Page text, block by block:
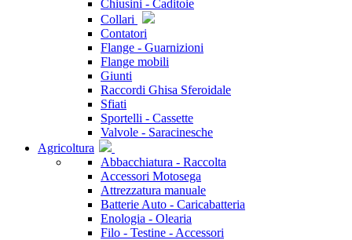
Chiusini - Caditoie
Collari
Contatori
Flange - Guarnizioni
Flange mobili
Giunti
Raccordi Ghisa Sferoidale
Sfiati
Sportelli - Cassette
Valvole - Saracinesche
Agricoltura
Abbacchiatura - Raccolta
Accessori Motosega
Attrezzatura manuale
Batterie Auto - Caricabatteria
Enologia - Olearia
Filo - Testine - Accessori